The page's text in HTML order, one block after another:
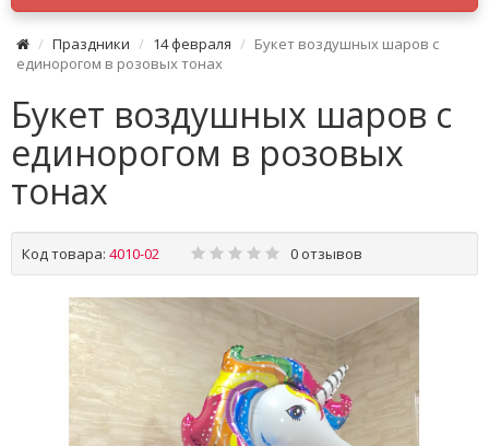
Праздники 14 февраля
Букет воздушных шаров с
единорогом в розовых тонах
Букет воздушных шаров с
единорогом в розовых
тонах
Код товара: 4010-02 0 отзывов